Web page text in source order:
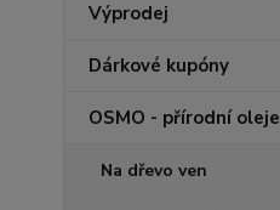
Výprodej
Dárkové kupóny
OSMO - přírodní oleje
Na dřevo ven